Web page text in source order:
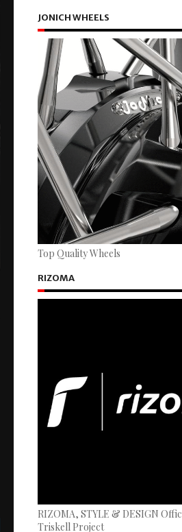
JONICH WHEELS
Top Quality Wheels
RIZOMA
RIZOMA, STYLE & DESIGN
Triskell Project